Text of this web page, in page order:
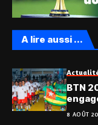
A lire aussi ...
BTN
8 AOÛT